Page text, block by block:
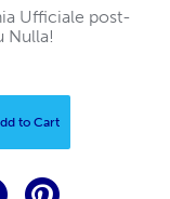
Ufficiale post-
Nulla!
to Cart